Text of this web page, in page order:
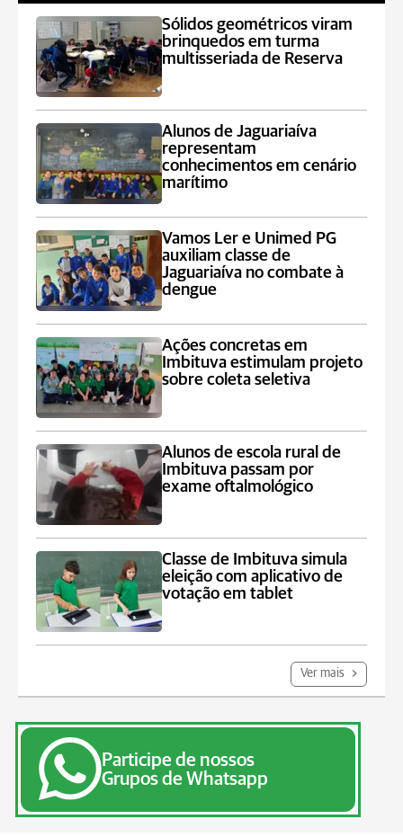
Sólidos geométricos viram
brinquedos em turma
multisseriada de Reserva
Alunos de Jaguariaíva
representam
conhecimentos em cenário
marítimo
Vamos Ler e Unimed PG
auxiliam classe de
Jaguariaíva no combate à
dengue
Ações concretas em
Imbituva estimulam projeto
sobre coleta seletiva
Alunos de escola rural de
Imbituva passam por
exame oftalmológico
Classe de Imbituva simula
eleição com aplicativo de
votação em tablet
Ver mais
Participe de nossos
Grupos de Whatsapp